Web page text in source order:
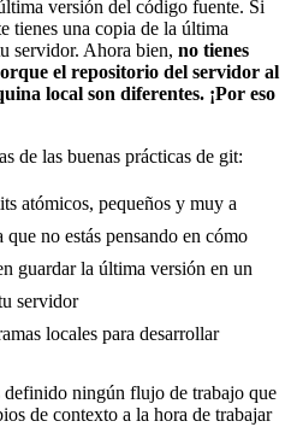
versión del código fuente. Si
tienes una copia de la última
servidor. Ahora bien, no tienes
el repositorio del servidor al
local son diferentes. ¡Por eso
de las buenas prácticas de git:
atómicos, pequeños y muy a
no estás pensando en cómo
guardar la última versión en un
servidor
locales para desarrollar
definido ningún flujo de trabajo que
de contexto a la hora de trabajar